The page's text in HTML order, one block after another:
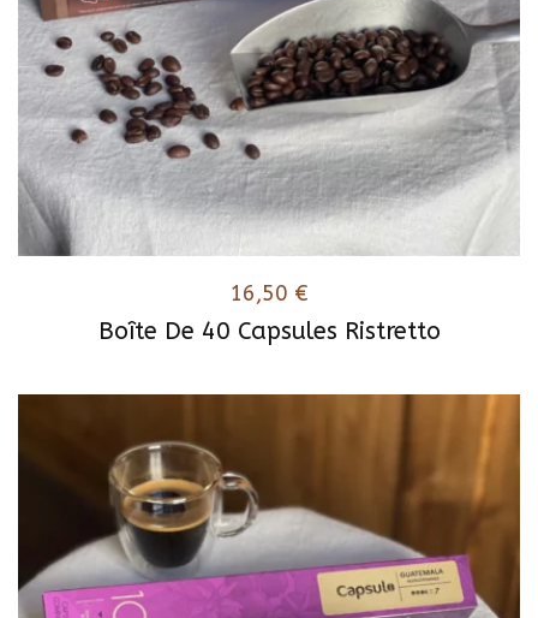
Boîte De 40 Capsules Ristretto
16,50 €